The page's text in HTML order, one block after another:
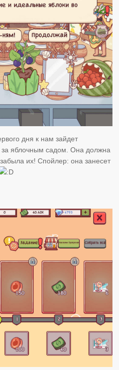
дня к нам зайдет
за яблочным садом. Она должна
их! Спойлер: она занесет